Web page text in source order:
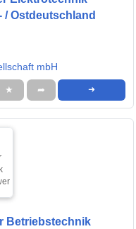
/ Ostdeutschland
mbH
★ ➦ ➜
Betriebstechnik